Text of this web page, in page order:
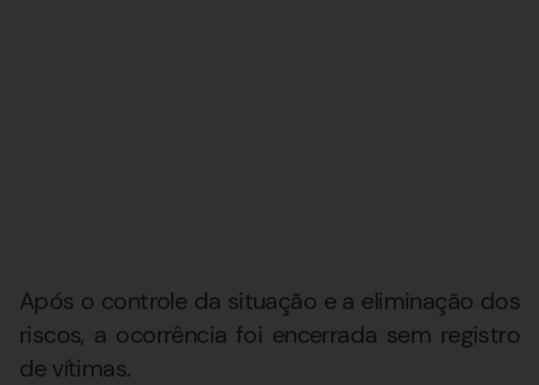
Após o controle da situação e a eliminação dos
riscos, a ocorrência foi encerrada sem registro
de vítimas.